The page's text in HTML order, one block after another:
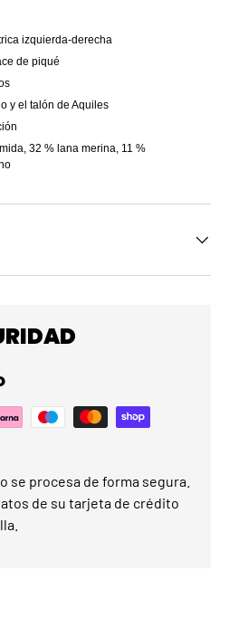
izquierda-derecha
de piqué
y el talón de Aquiles
32 % lana merina, 11 %
se procesa de forma segura.
de su tarjeta de crédito